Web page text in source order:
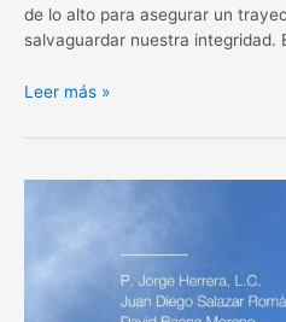
de lo alto para asegurar un
salvaguardar nuestra integridad.
Oración
un
desplazamientos
Leer más »